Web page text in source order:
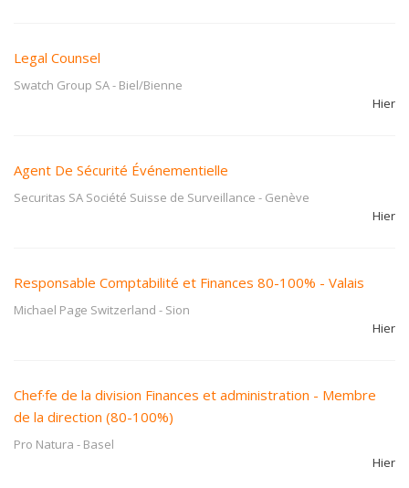
Legal Counsel
Swatch Group SA- Biel/Bienne
Hier
Agent De Sécurité Événementielle
Securitas SA Société Suisse de Surveillance - Genève
Hier
Responsable Comptabilité et Finances 80-100% - Valais
Michael Page Switzerland - Sion
Hier
Chef·fe de la division Finances et administration - Membre
de la direction (80-100%)
Pro Natura - Basel
Hier